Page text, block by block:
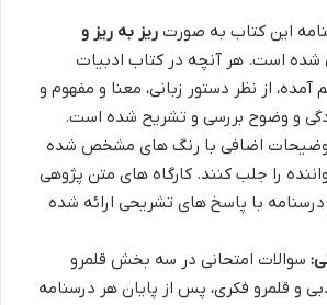
این کتاب به صورت ریز به ریز و
شده است. هر آنچه در کتاب ادبیات
آمده، از نظر دستور زبانی، معنا و مفهوم و
و وضوح بررسی و تشریح شده است.
اضافی با رنگ های مشخص شده
را جلب کنند. کارگاه های متن پژوهی
با پاسخ های تشریحی ارائه شده
سوالات امتحانی در سه بخش قلمرو
و قلمرو فکری، پس از پایان هر درسنامه